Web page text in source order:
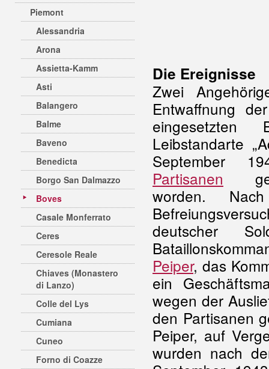
Piemont
Alessandria
Arona
Assietta-Kamm
Asti
Balangero
Balme
Baveno
Benedicta
Borgo San Dalmazzo
Boves
Casale Monferrato
Ceres
Ceresole Reale
Chiaves (Monastero
di Lanzo)
Colle del Lys
Cumiana
Cuneo
Forno di Coazze
Die Ereignisse
Zwei
Entwaffnung
Leibstandarte
September
Partisanen
worden.
deutscher
Peiper, das
ein
wegen der
den Partisanen
Peiper, auf
wurden nach